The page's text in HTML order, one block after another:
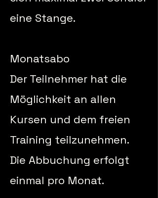
eine Stange.
Monatsabo
Der Teilnehmer hat die
Möglichkeit an allen
Kursen und dem freien
Training teilzunehmen.
Die Abbuchung erfolgt
einmal pro Monat.